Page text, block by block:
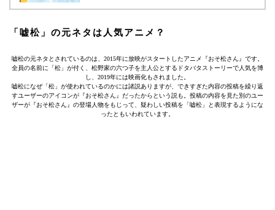
「嘘松」の元ネタは人気アニメ？
嘘松の元ネタとされているのは、2015年に放映がスタートしたアニメ『おそ松さん』です。
全員の名前に「松」が付く、松野家の六つ子を主人公とするドタバタストーリーで人気を博
し、2019年には映画化もされました。
嘘松になぜ「松」が使われているのかには諸説ありますが、できすぎた内容の投稿を繰り返
すユーザーのアイコンが『おそ松さん』だったからという説も。投稿の内容を見た別のユー
ザーが『おそ松さん』の登場人物をもじって、疑わしい投稿を「嘘松」と表現するようにな
ったともいわれています。